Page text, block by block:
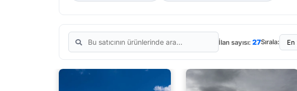
İlan sayısı: 27Sırala: